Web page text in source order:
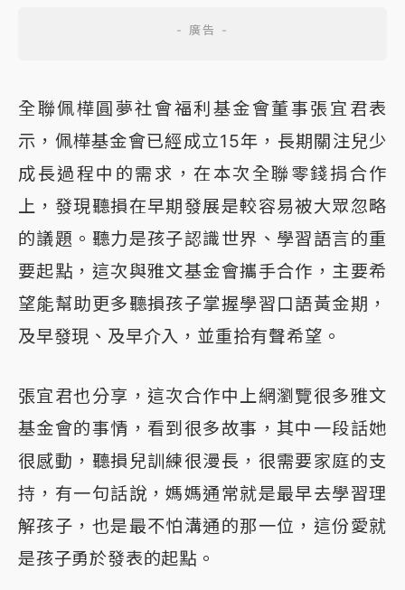
全聯佩樺圓夢社會福利基金會董事張宜君表
示，佩樺基金會已經成立15年，長期關注兒少
成長過程中的需求，在本次全聯零錢捐合作
上，發現聽損在早期發展是較容易被大眾忽略
的議題。聽力是孩子認識世界、學習語言的重
要起點，這次與雅文基金會攜手合作，主要希
望能幫助更多聽損孩子掌握學習口語黃金期，
及早發現、及早介入，並重拾有聲希望。
張宜君也分享，這次合作中上網瀏覽很多雅文
基金會的事情，看到很多故事，其中一段話她
很感動，聽損兒訓練很漫長，很需要家庭的支
持，有一句話說，媽媽通常就是最早去學習理
解孩子，也是最不怕溝通的那一位，這份愛就
是孩子勇於發表的起點。